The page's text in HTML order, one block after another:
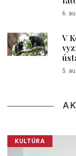
6.
V
5.
KULTÚRA